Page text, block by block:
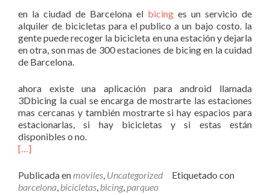
en la ciudad de Barcelona el bicing es un servicio de
alquiler de bicicletas para el publico a un bajo costo. la
gente puede recoger la bicicleta en una estación y dejarla
en otra, son mas de 300 estaciones de bicing en la cuidad
de Barcelona.
ahora existe una aplicación para android llamada
3Dbicing la cual se encarga de mostrarte las estaciones
mas cercanas y también mostrarte si hay espacios para
estacionarlas, si hay bicicletas y si estas están
disponibles o no.
[…]
Publicada enmoviles, Uncategorized
Etiquetado con
barcelona, bicicletas, bicing,parqueo